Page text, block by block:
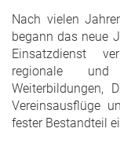
Nach vielen
begann das neue
Einsatzdienst
regionale und
Weiterbildungen,
Vereinsausflüge
fester Bestandteil